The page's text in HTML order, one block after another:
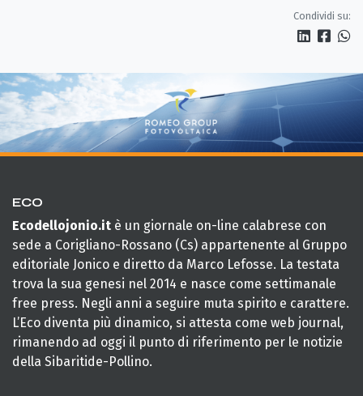
Condividi su:
ECO
Ecodellojonio.it è un giornale on-line calabrese con
sede a Corigliano-Rossano (Cs) appartenente al Gruppo
editoriale Jonico e diretto da Marco Lefosse. La testata
trova la sua genesi nel 2014 e nasce come settimanale
free press. Negli anni a seguire muta spirito e carattere.
L’Eco diventa più dinamico, si attesta come web journal,
rimanendo ad oggi il punto di riferimento per le notizie
della Sibaritide-Pollino.